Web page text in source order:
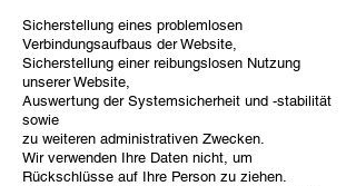
Sicherstellung eines problemlosen
Verbindungsaufbaus der Website,
Sicherstellung einer reibungslosen Nutzung
unserer Website,
Auswertung der Systemsicherheit und -stabilität
sowie
zu weiteren administrativen Zwecken.
Wir verwenden Ihre Daten nicht, um
Rückschlüsse auf Ihre Person zu ziehen.